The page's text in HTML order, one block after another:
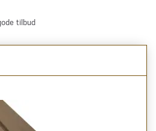
tilbud